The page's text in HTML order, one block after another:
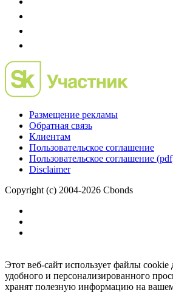
Размещение рекламы
Обратная связь
Пользовательское соглашение
Copyright (c) 2004-2026 Cbonds